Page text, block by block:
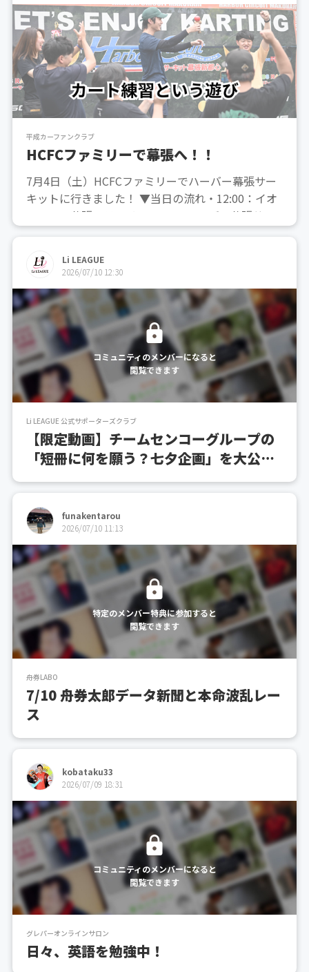
平成カーファンクラブ
HCFCファミリーで幕張へ！！
7月4日（土）HCFCファミリーでハーバー幕張サー
キットに行きました！ ▼当日の流れ・12:00：イオ
ンモール幕張でランチ・14:00：ハーバー幕張サー
キットでカート・15:30：解散！まずは行ける人だ
コートです笑）10分ほどでしたが、イオン...
Li LEAGUE
2026/07/10 12:30
コミュニティのメンバーになると
閲覧できます
Li LEAGUE 公式サポーターズクラブ
【限定動画】チームセンコーグループの
「短冊に何を願う？七夕企画」を大公
開！
funakentarou
2026/07/10 11:13
特定のメンバー特典に参加すると
閲覧できます
舟券LABO
7/10 舟券太郎データ新聞と本命波乱レー
ス
kobataku33
2026/07/09 18:31
コミュニティのメンバーになると
閲覧できます
グレパーオンラインサロン
日々、英語を勉強中！